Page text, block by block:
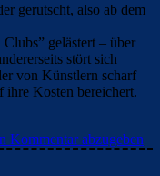
gerutscht, also ab dem
gelästert – über
stört sich
von Künstlern scharf
Kosten bereichert.
Kommentar abzugeben